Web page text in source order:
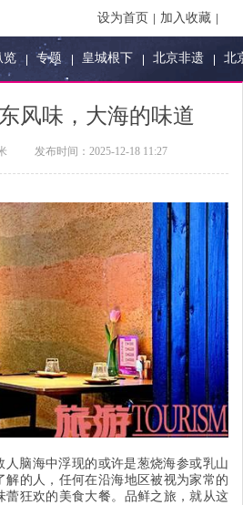
设为首页 加入收藏
览 专题 皇城根下 北京非遗 北
风味，大海的味道
发布时间： 2025-12-18 11:27
人脑海中浮现的或许是葱烧海参或乳山
解的人，任何在沿海地区被视为家常的
蕾狂欢的美食大餐。品鲜之旅，就从这